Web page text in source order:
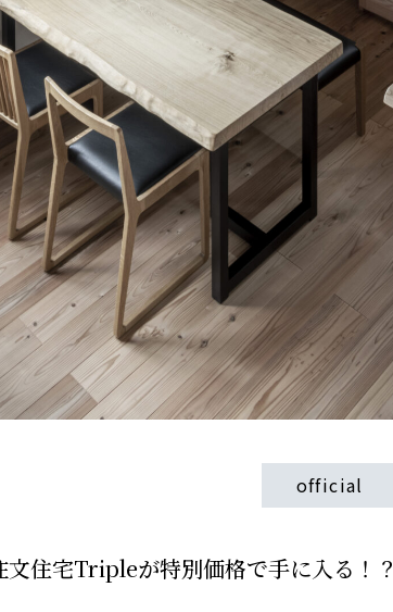
official
住宅Tripleが特別価格で手に入る！？